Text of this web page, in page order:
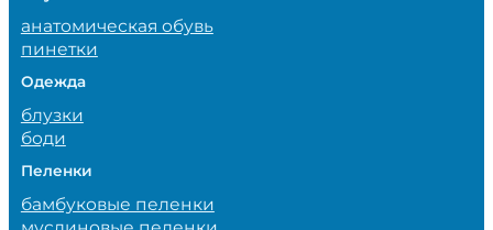
анатомическая обувь
пинетки
Одежда
блузки
боди
Пеленки
бамбуковые пеленки